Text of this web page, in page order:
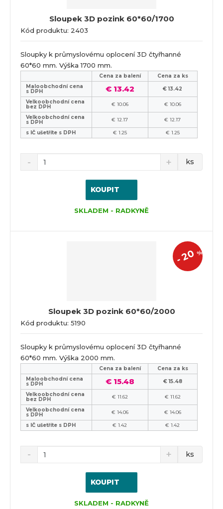
Sloupek 3D pozink 60*60/1700
Kód produktu: 2403
Sloupky k průmyslovému oplocení 3D čtyřhanné
60*60 mm. Výška 1700 mm.
Cena za balení
Cena za ks
Maloobchodní cena
s DPH € 13.42
€ 13.42
Velkoobchodní cena
bez DPH € 10.06
€ 10.06
Velkoobchodní cena
s DPH € 12.17
€ 12.17
s IČ ušetříte s DPH
€ 1.25 € 1.25
ks
KOUPIT
SKLADEM - RADKYNĚ
Sloupek 3D pozink 60*60/2000
Kód produktu: 5190
-
20%
Sloupky k průmyslovému oplocení 3D čtyřhanné
60*60 mm. Výška 2000 mm.
Cena za balení
Cena za ks
Maloobchodní cena
s DPH € 15.48
€ 15.48
Velkoobchodní cena
bez DPH € 11.62
€ 11.62
Velkoobchodní cena
s DPH € 14.06
€ 14.06
s IČ ušetříte s DPH
€ 1.42 € 1.42
ks
KOUPIT
SKLADEM - RADKYNĚ